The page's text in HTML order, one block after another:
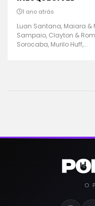
1 ano atrás
Luan Santana, Maiara &
Sampaio, Clayton &
Sorocaba, Murilo Huff,...
O